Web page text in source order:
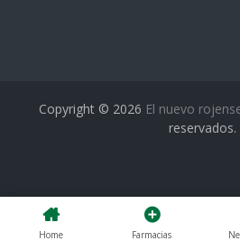
Copyright © 2026 El nuevo
reservados.
Home Farmacias